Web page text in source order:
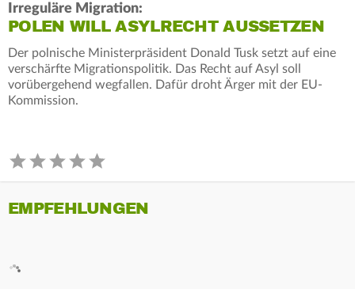
Irreguläre Migration:
POLEN WILL ASYLRECHT AUSSETZEN
Der polnische Ministerpräsident Donald Tusk setzt auf eine
verschärfte Migrationspolitik. Das Recht auf Asyl soll
vorübergehend wegfallen. Dafür droht Ärger mit der EU-
Kommission.
EMPFEHLUNGEN